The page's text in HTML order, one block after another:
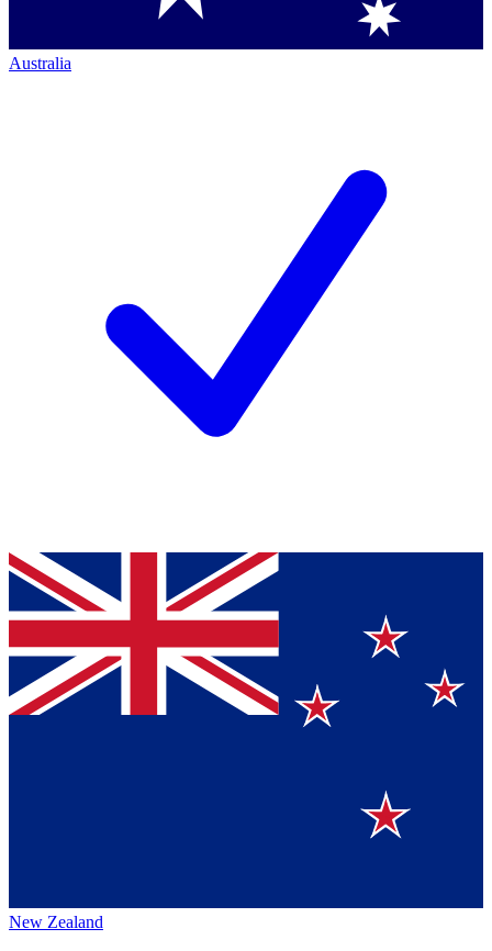
Australia
New Zealand